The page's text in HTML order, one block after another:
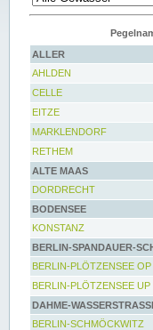
ALLER
AHLDEN
CELLE
EITZE
MARKLENDORF
RETHEM
ALTE MAAS
DORDRECHT
BODENSEE
KONSTANZ
BERLIN-SPANDAUER-
BERLIN-PLÖTZENSEE OP
BERLIN-PLÖTZENSEE UP
DAHME-
BERLIN-SCHMÖCKWITZ